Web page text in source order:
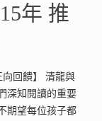
年 推
向回饋】 清龍與
深知閱讀的重要
期望每位孩子都